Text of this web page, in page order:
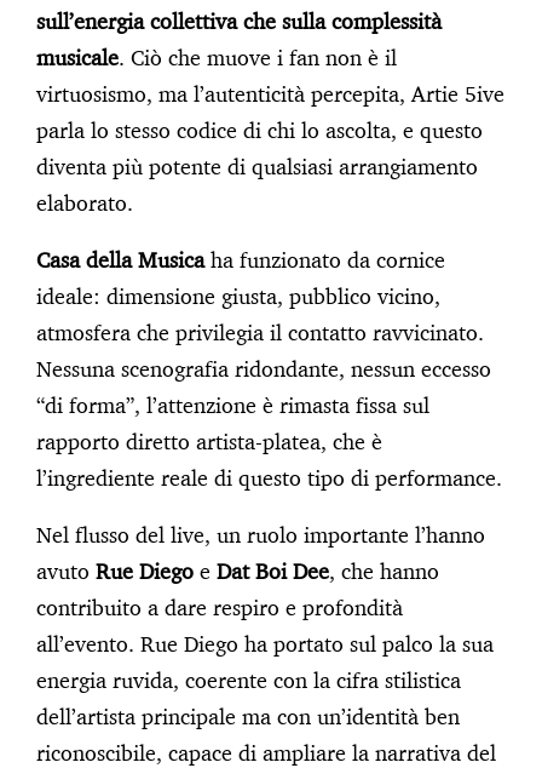
sull’energia collettiva che sulla complessità
musicale. Ciò che muove i fan non è il
virtuosismo, ma l’autenticità percepita, Artie 5ive
parla lo stesso codice di chi lo ascolta, e questo
diventa più potente di qualsiasi arrangiamento
elaborato.
Casa della Musicaha funzionato da cornice
ideale: dimensione giusta, pubblico vicino,
atmosfera che privilegia il contatto ravvicinato.
Nessuna scenografia ridondante, nessun eccesso
“di forma”, l’attenzione è rimasta fissa sul
rapporto diretto artista-platea, che è
l’ingrediente reale di questo tipo di performance.
Nel flusso del live, un ruolo importante l’hanno
avuto Rue Diego e Dat Boi Dee, che hanno
contribuito a dare respiro e profondità
all’evento. Rue Diego ha portato sul palco la sua
energia ruvida, coerente con la cifra stilistica
dell’artista principale ma con un’identità ben
riconoscibile, capace di ampliare la narrativa del